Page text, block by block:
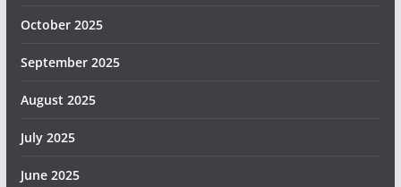
October 2025
September 2025
August 2025
July 2025
June 2025